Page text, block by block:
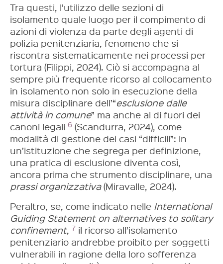
Tra questi, l’utilizzo delle sezioni di
isolamento quale luogo per il compimento di
azioni di violenza da parte degli agenti di
polizia penitenziaria, fenomeno che si
riscontra sistematicamente nei processi per
tortura (Filippi, 2024). Ciò si accompagna al
sempre più frequente ricorso al collocamento
in isolamento non solo in esecuzione della
misura disciplinare dell’“esclusione dalle
attività in comune” ma anche al di fuori dei
canoni legali 6 (Scandurra, 2024), come
modalità di gestione dei casi “difficili”: in
un’istituzione che segrega per definizione,
una pratica di esclusione diventa così,
ancora prima che strumento disciplinare, una
prassi organizzativa(Miravalle, 2024).
Peraltro, se, come indicato nelle International
Guiding Statement on alternatives to solitary
confinement, 7 il ricorso all’isolamento
penitenziario andrebbe proibito per soggetti
vulnerabili in ragione della loro sofferenza